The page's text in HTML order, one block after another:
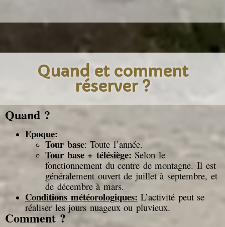
Quand et comment
réserver ?
Quand ?
Epoque:
Tour base: Toute l’année.
Tour base + télésiège:Selon le
fonctionnement du centre de montagne. Il est
généralement ouvert de juillet à septembre, et
de décembre à mars.
Conditions météorologiques: L’activité peut se
réaliser les jours nuageux ou pluvieux.
Comment ?